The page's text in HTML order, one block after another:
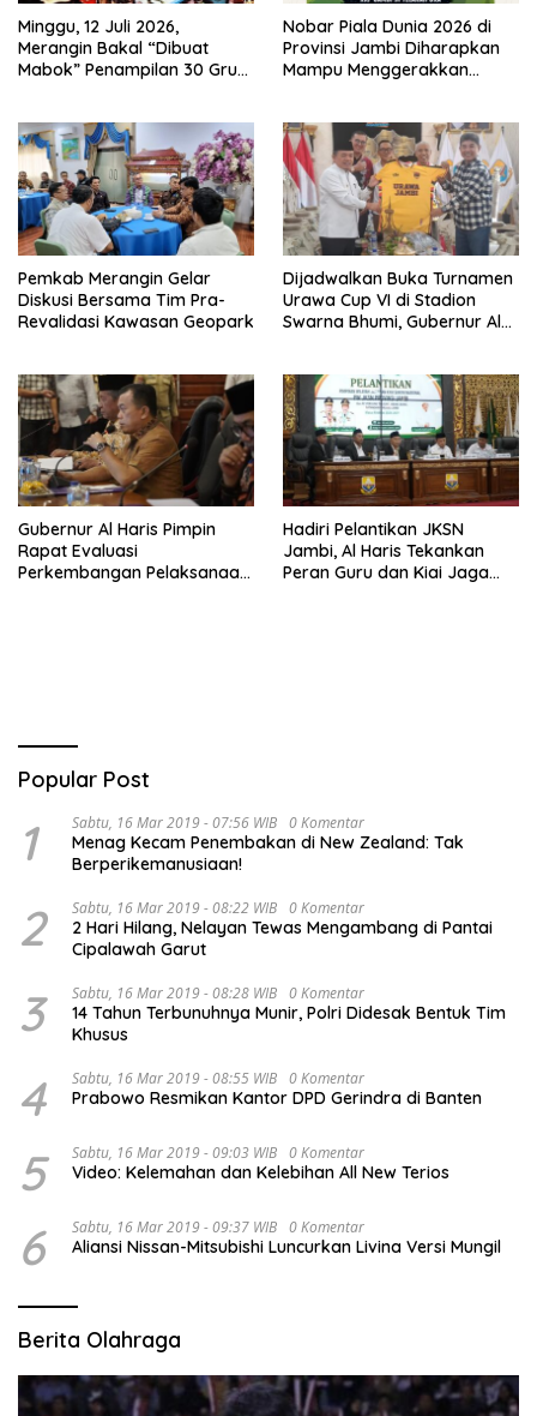
Minggu, 12 Juli 2026,
Merangin Bakal “Dibuat
Mabok” Penampilan 30 Grup
Nobar Piala Dunia 2026 di
Provinsi Jambi Diharapkan
Mampu Menggerakkan
Pemkab Merangin Gelar
Diskusi Bersama Tim Pra-
Revalidasi Kawasan Geopark
Dijadwalkan Buka Turnamen
Urawa Cup VI di Stadion
Swarna Bhumi, Gubernur Al
Gubernur Al Haris Pimpin
Rapat Evaluasi
Perkembangan Pelaksanaan
Hadiri Pelantikan JKSN
Jambi, Al Haris Tekankan
Peran Guru dan Kiai Jaga
Popular Post
1 Sabtu, 16 Mar 2019 - 07:56 WIB 0 Komentar
Menag Kecam Penembakan di New Zealand: Tak
Berperikemanusiaan!
2 Sabtu, 16 Mar 2019 - 08:22 WIB 0 Komentar
2 Hari Hilang, Nelayan Tewas Mengambang di Pantai
Cipalawah Garut
3 Sabtu, 16 Mar 2019 - 08:28 WIB 0 Komentar
14 Tahun Terbunuhnya Munir, Polri Didesak Bentuk Tim
Khusus
4 Sabtu, 16 Mar 2019 - 08:55 WIB 0 Komentar
Prabowo Resmikan Kantor DPD Gerindra di Banten
5 Sabtu, 16 Mar 2019 - 09:03 WIB 0 Komentar
Video: Kelemahan dan Kelebihan All New Terios
6 Sabtu, 16 Mar 2019 - 09:37 WIB 0 Komentar
Aliansi Nissan-Mitsubishi Luncurkan Livina Versi Mungil
Berita Olahraga